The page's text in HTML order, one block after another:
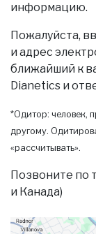
информацию.
Пожалуйста,
и адрес
ближайший к
Dianetics и
*Одитор: человек,
другому.
«рассчитывать».
Позвоните по
и Канада)